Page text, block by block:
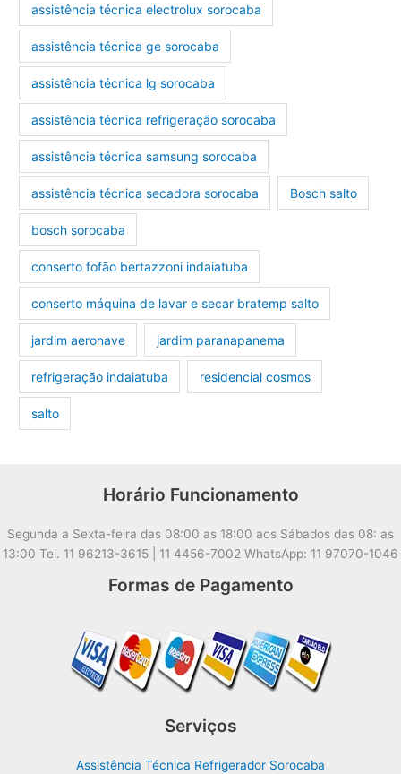
assistência técnica electrolux sorocaba
assistência técnica ge sorocaba
assistência técnica lg sorocaba
assistência técnica refrigeração sorocaba
assistência técnica samsung sorocaba
assistência técnica secadora sorocaba Bosch salto
bosch sorocaba
conserto fofão bertazzoni indaiatuba
conserto máquina de lavar e secar bratemp salto
jardim aeronave jardim paranapanema
refrigeração indaiatuba residencial cosmos
salto
Horário Funcionamento
Segunda a Sexta-feira das 08:00 as 18:00 aos Sábados das 08: as
13:00 Tel. 11 96213-3615 | 11 4456-7002 WhatsApp: 11 97070-1046
Formas de Pagamento
Serviços
Assistência Técnica Refrigerador Sorocaba